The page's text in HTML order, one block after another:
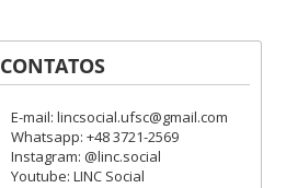
CONTATOS
E-mail: lincsocial.ufsc@gmail.com
Whatsapp: +48 3721-2569
Instagram: @linc.social
Youtube: LINC Social